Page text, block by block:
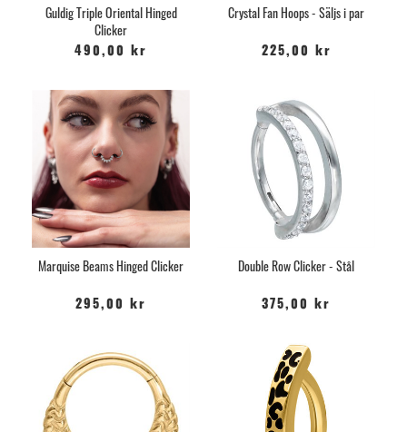
Guldig Triple Oriental Hinged
Clicker
490,00 kr
Crystal Fan Hoops - Säljs i par
225,00 kr
Marquise Beams Hinged Clicker
295,00 kr
Double Row Clicker - Stål
375,00 kr